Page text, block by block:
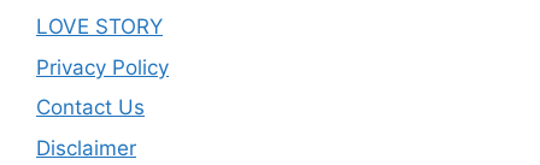
LOVE STORY
Privacy Policy
Contact Us
Disclaimer